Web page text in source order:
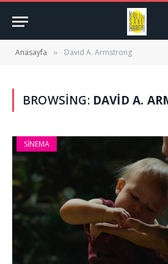
Anasayfa » David A. Armstrong
BROWSING: DAVID A.
SINEMA